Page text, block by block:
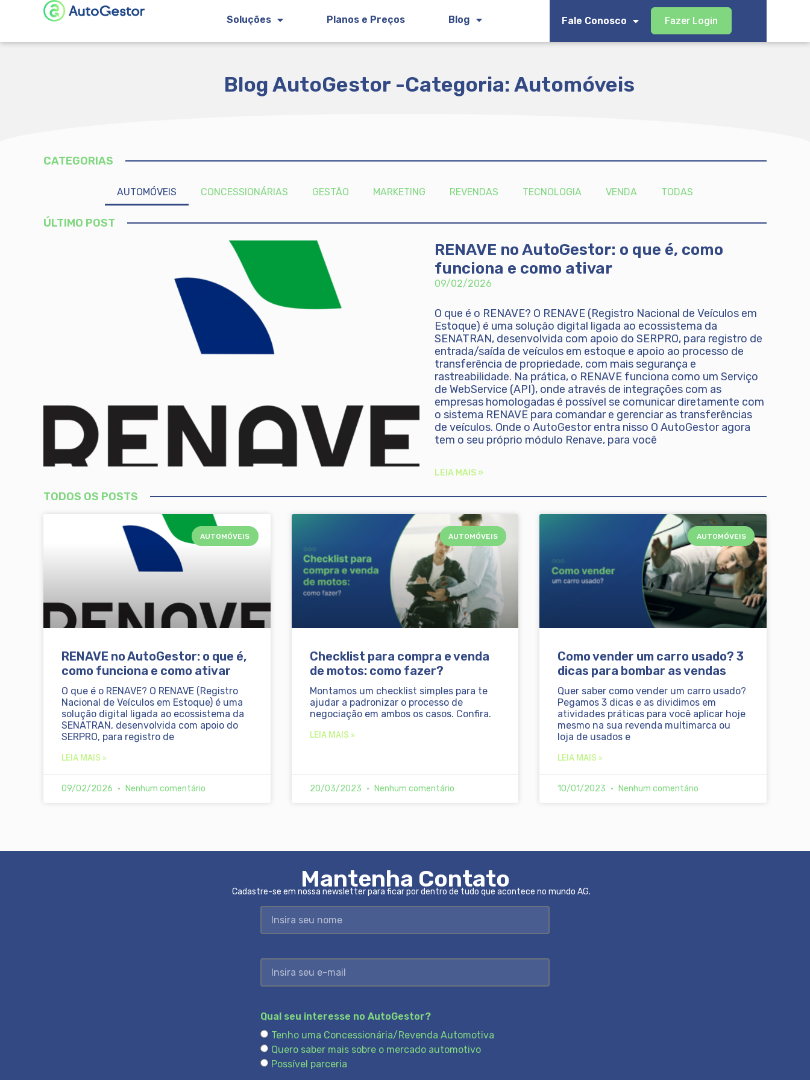
Soluções Planos e Preços Blog Fale Conosco Fazer Login
Blog AutoGestor -Categoria: Automóveis
CATEGORIAS
AUTOMÓVEIS CONCESSIONÁRIAS GESTÃO MARKETING REVENDAS TECNOLOGIA VENDA TODAS
ÚLTIMO POST
RENAVE no AutoGestor: o que é, como
funciona e como ativar
09/02/2026
O que é o RENAVE? O RENAVE (Registro Nacional de Veículos em
Estoque) é uma solução digital ligada ao ecossistema da
SENATRAN, desenvolvida com apoio do SERPRO, para registro de
entrada/saída de veículos em estoque e apoio ao processo de
transferência de propriedade, com mais segurança e
rastreabilidade. Na prática, o RENAVE funciona como um Serviço
de WebService (API), onde através de integrações com as
empresas homologadas é possível se comunicar diretamente com
o sistema RENAVE para comandar e gerenciar as transferências
de veículos. Onde o AutoGestor entra nisso O AutoGestor agora
tem o seu próprio módulo Renave, para você
LEIA MAIS »
TODOS OS POSTS
AUTOMÓVEIS
RENAVE no AutoGestor: o que é,
como funciona e como ativar
O que é o RENAVE? O RENAVE (Registro
Nacional de Veículos em Estoque) é uma
solução digital ligada ao ecossistema da
SENATRAN, desenvolvida com apoio do
SERPRO, para registro de
LEIA MAIS »
09/02/2026 Nenhum comentário
AUTOMÓVEIS
Checklist para compra e venda
de motos: como fazer?
Montamos um checklist simples para te
ajudar a padronizar o processo de
negociação em ambos os casos. Confira.
LEIA MAIS »
20/03/2023 Nenhum comentário
AUTOMÓVEIS
Como vender um carro usado? 3
dicas para bombar as vendas
Quer saber como vender um carro usado?
Pegamos 3 dicas e as dividimos em
atividades práticas para você aplicar hoje
mesmo na sua revenda multimarca ou
loja de usados e
LEIA MAIS »
10/01/2023 Nenhum comentário
Mantenha Contato
Cadastre-se em nossa newsletter para ficar por dentro de tudo que acontece no mundo AG.
Qual seu interesse no AutoGestor?
Tenho uma Concessionária/Revenda Automotiva
Quero saber mais sobre o mercado automotivo
Possível parceria